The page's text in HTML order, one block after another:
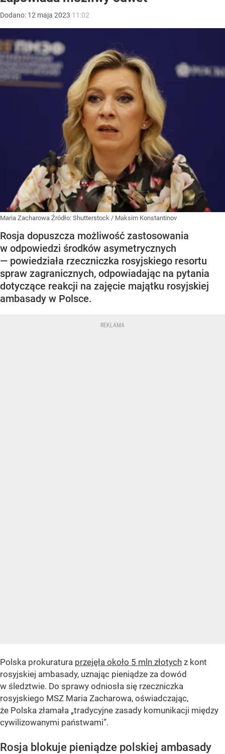
Dodano: 12 maja 2023 11:02
Maria Zacharowa Źródło: Shutterstock / Maksim Konstantinov
Rosja dopuszcza możliwość zastosowania
w odpowiedzi środków asymetrycznych
— powiedziała rzeczniczka rosyjskiego resortu
spraw zagranicznych, odpowiadając na pytania
dotyczące reakcji na zajęcie majątku rosyjskiej
ambasady w Polsce.
Polska prokuratura przejęła około 5 mln złotych z kont
rosyjskiej ambasady, uznając pieniądze za dowód
w śledztwie. Do sprawy odniosła się rzeczniczka
rosyjskiego MSZ Maria Zacharowa, oświadczając,
że Polska złamała „tradycyjne zasady komunikacji między
cywilizowanymi państwami”.
Rosja blokuje pieniądze polskiej ambasady